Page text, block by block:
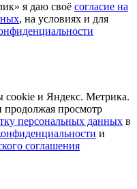
я даю своё согласие на
, на условиях и для
cookie и Яндекс. Метрика.
просмотр
персональных данных в
и
соглашения